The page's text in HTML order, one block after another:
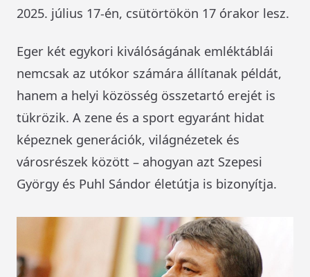
2025. július 17-én, csütörtökön 17 órakor lesz.
Eger két egykori kiválóságának emléktáblái
nemcsak az utókor számára állítanak példát,
hanem a helyi közösség összetartó erejét is
tükrözik. A zene és a sport egyaránt hidat
képeznek generációk, világnézetek és
városrészek között – ahogyan azt Szepesi
György és Puhl Sándor életútja is bizonyítja.